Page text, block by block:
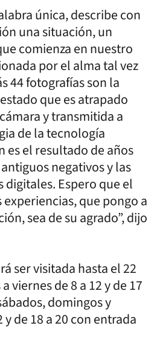
única, describe con
una situación, un
comienza en nuestro
por el alma tal vez
44 fotografías son la
que es atrapado
y transmitida a
de la tecnología
es el resultado de años
negativos y las
digitales. Espero que el
que pongo a
sea de su agrado”, dijo
ser visitada hasta el 22
viernes de 8 a 12 y de 17
domingos y
de 18 a 20 con entrada